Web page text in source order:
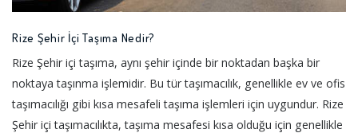
Rize Şehir İçi Taşıma Nedir?
Rize Şehir içi taşıma, aynı şehir içinde bir noktadan başka bir
noktaya taşınma işlemidir. Bu tür taşımacılık, genellikle ev ve ofis
taşımacılığı gibi kısa mesafeli taşıma işlemleri için uygundur. Rize
Şehir içi taşımacılıkta, taşıma mesafesi kısa olduğu için genellikle